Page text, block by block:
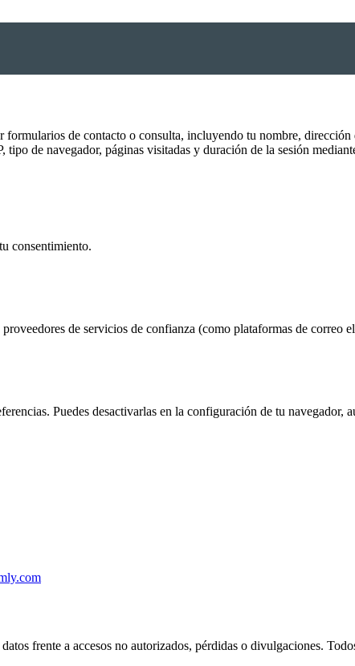
de contacto o consulta, incluyendo tu nombre,
de navegador, páginas visitadas y duración de la sesión
consentimiento.
de servicios de confianza (como plataformas de correo
Puedes desactivarlas en la configuración de tu navegador,
frente a accesos no autorizados, pérdidas o divulgaciones.